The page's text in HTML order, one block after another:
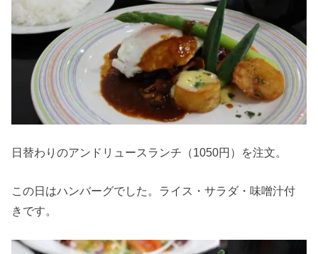
日替わりのアンドリュースランチ（1050円）を注文。
この日はハンバーグでした。ライス・サラダ・味噌汁付
きです。